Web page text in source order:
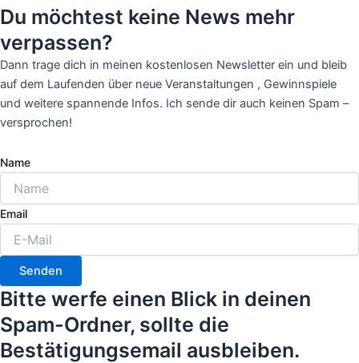
Du möchtest keine News mehr
verpassen?
Dann trage dich in meinen kostenlosen Newsletter ein und bleib
auf dem Laufenden über neue Veranstaltungen , Gewinnspiele
und weitere spannende Infos. Ich sende dir auch keinen Spam –
versprochen!
Name
Email
Senden
Bitte werfe einen Blick in deinen
Spam-Ordner, sollte die
Bestätigungsemail ausbleiben.